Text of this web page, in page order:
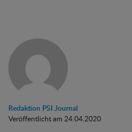
Redaktion PSI Journal
Veröffentlicht am 24.04.2020